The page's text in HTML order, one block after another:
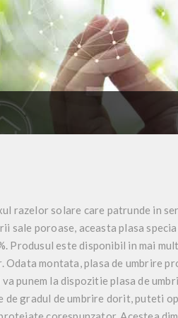
razelor solare care patrunde in
poroase, aceasta plasa
. Produsul este disponibil in mai
montata, plasa de umbrire
va punem la dispozitie plasa de
de gradul de umbrire dorit, puteti